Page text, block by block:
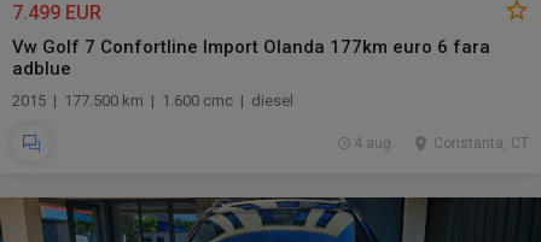
7.499 EUR
Vw Golf 7 Confortline Import Olanda 177km euro 6 fara
adblue
2015 | 177.500 km | 1.600 cmc | diesel
Constanta, CT
4 aug.